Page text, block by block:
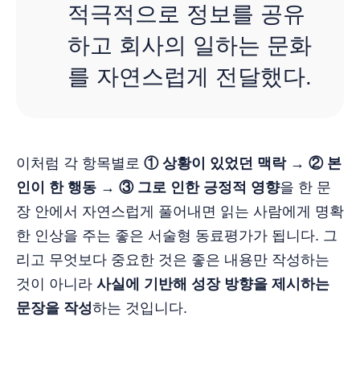
적극적으로 정보를 공유
하고 회사의 일하는 문화
를 자연스럽게 전달했다.
이처럼 각 항목별로 ① 상황이 있었던 맥락 → ② 본
인이 한 행동 → ③ 그로 인한 긍정적 영향을 한 문
장 안에서 자연스럽게 풀어내면 읽는 사람에게 명확
한 인상을 주는 좋은 서술형 동료평가가 됩니다. 그
리고 무엇보다 중요한 것은 좋은 내용만 작성하는
것이 아니라 사실에 기반해 성장 방향을 제시하는
문장을 작성하는 것입니다.